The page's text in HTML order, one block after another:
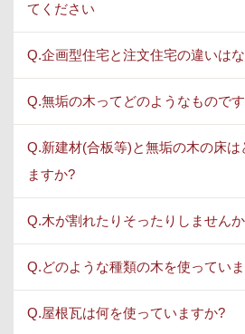
てください
Q.企画型住宅と注文住宅の違いは
Q.無垢の木ってどのようなもので
Q.新建材(合板等)と無垢の木の床は
ますか?
Q.木が割れたりそったりしません
Q.どのような種類の木を使ってい
Q.屋根瓦は何を使っていますか?